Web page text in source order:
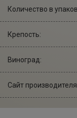
Количество в
Крепость:
Виноград:
Сайт